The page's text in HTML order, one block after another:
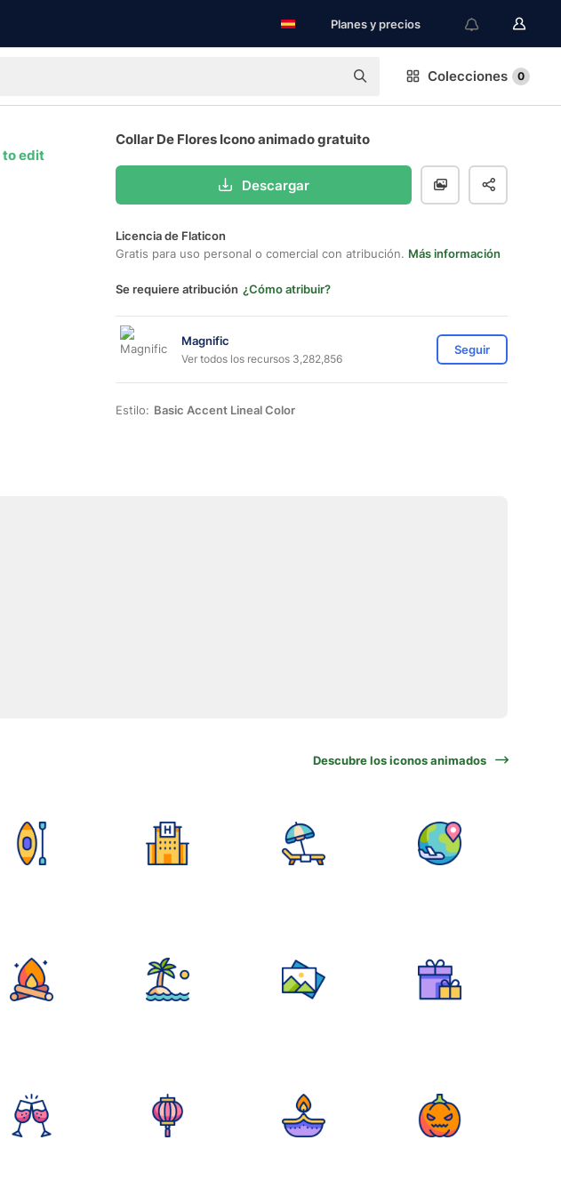
Planes y precios
Colecciones 0
to edit
Collar De Flores Icono animado gratuito
Descargar
Licencia de Flaticon
Gratis para uso personal o comercial con atribución. Más información
Se requiere atribución ¿Cómo atribuir?
Magnific
Ver todos los recursos 3,282,856
Seguir
Estilo: Basic Accent Lineal Color
Descubre los iconos animados